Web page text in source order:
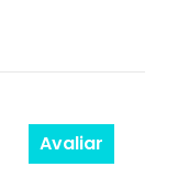
Avaliar